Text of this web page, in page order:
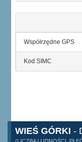
Współrzędne GPS
Kod SIMC
WIEŚ GÓRKI -